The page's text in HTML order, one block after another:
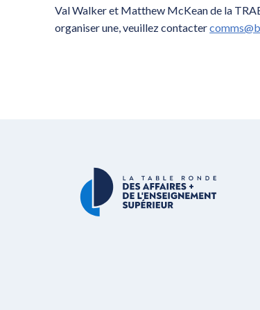
Val Walker et Matthew McKean de la
organiser une, veuillez contacter